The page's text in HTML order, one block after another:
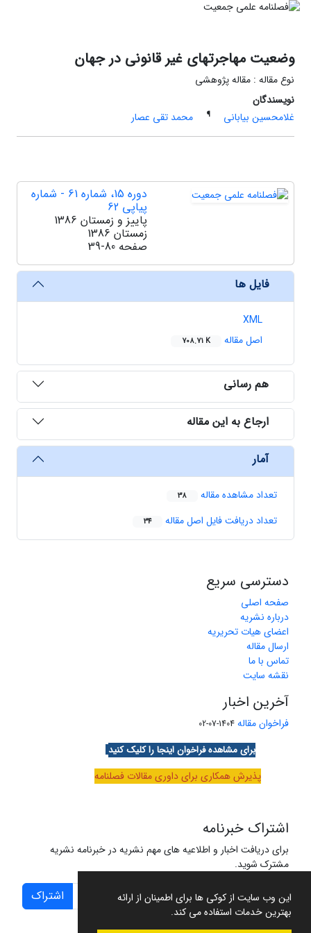
این وب سایت از کوکی ها برای اطمینان از ارائه
بهترین خدمات استفاده می کند.
وضعیت مهاجرتهای غیر قانونی در جهان
نوع مقاله : مقاله پژوهشی
نویسندگان
غلامحسین بیابانی
¶ محمد تقی عصار
دوره 15، شماره 61 - شماره
پیاپی 62
پاییز و زمستان 1386
زمستان 1386
صفحه 39-80
فایل ها
XML
اصل مقاله
708.71 K
هم رسانی
ارجاع به این مقاله
آمار
تعداد مشاهده مقاله 38
تعداد دریافت فایل اصل مقاله 34
دسترسی سریع
صفحه اصلی
درباره نشریه
اعضای هیات تحریریه
ارسال مقاله
تماس با ما
نقشه سایت
آخرین اخبار
فراخوان مقاله 1404-07-02
برای مشاهده فراخوان اینجا را کلیک کنید
پذیرش همکاری برای داوری مقالات فصلنامه
اشتراک خبرنامه
برای دریافت اخبار و اطلاعیه های مهم نشریه در خبرنامه نشریه
مشترک شوید.
اشتراک